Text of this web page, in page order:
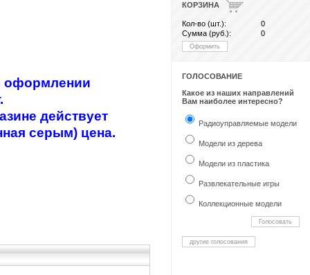
оформлении
действует
серым) цена.
КОРЗИНА
Кол-во (шт.):
0
Сумма (руб.):
0
Оформить
ГОЛОСОВАНИЕ
Какое из наших направлений
Вам наиболее интересно?
Радиоуправляемые модели
Модели из дерева
Модели из пластика
Развлекательные игры
Коллекционные модели
Голосовать
другие голосования